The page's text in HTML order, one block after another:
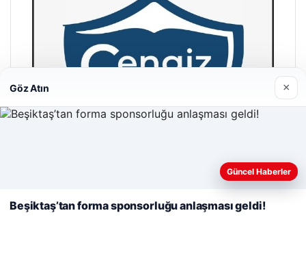
deneyiminizi kişiselleştirmek ve geliştirmek amacıyla çerezler
Reddet Kabul Et
Göz Atın ×
Güncel Haberler
Beşiktaş’tan forma sponsorluğu anlaşması geldi!